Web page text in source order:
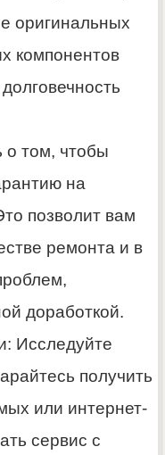
оригинальных
компонентов
о том, чтобы
на
позволит вам
ремонта и в
доработкой.
Исследуйте
получить
или интернет-
сервис с